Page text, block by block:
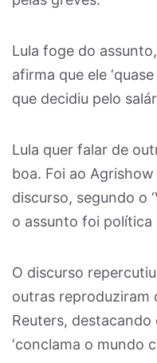
Lula foge do assunto,
afirma que ele
que decidiu pelo
Lula quer falar de
boa. Foi ao
discurso, segundo o
o assunto foi política
O discurso
outras reproduziram
Reuters, destacando
‘conclama o mundo